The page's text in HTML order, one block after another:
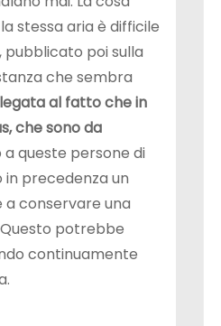
stessa aria è difficile
pubblicato poi sulla
che sembra
al fatto che in
che sono da
a queste persone di
in precedenza un
a conservare una
potrebbe
continuamente